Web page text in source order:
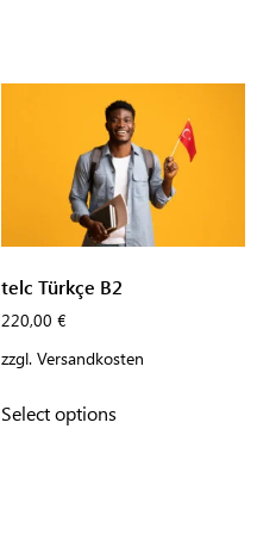
telc Türkçe B2
220,00 €
zzgl. Versandkosten
Select options